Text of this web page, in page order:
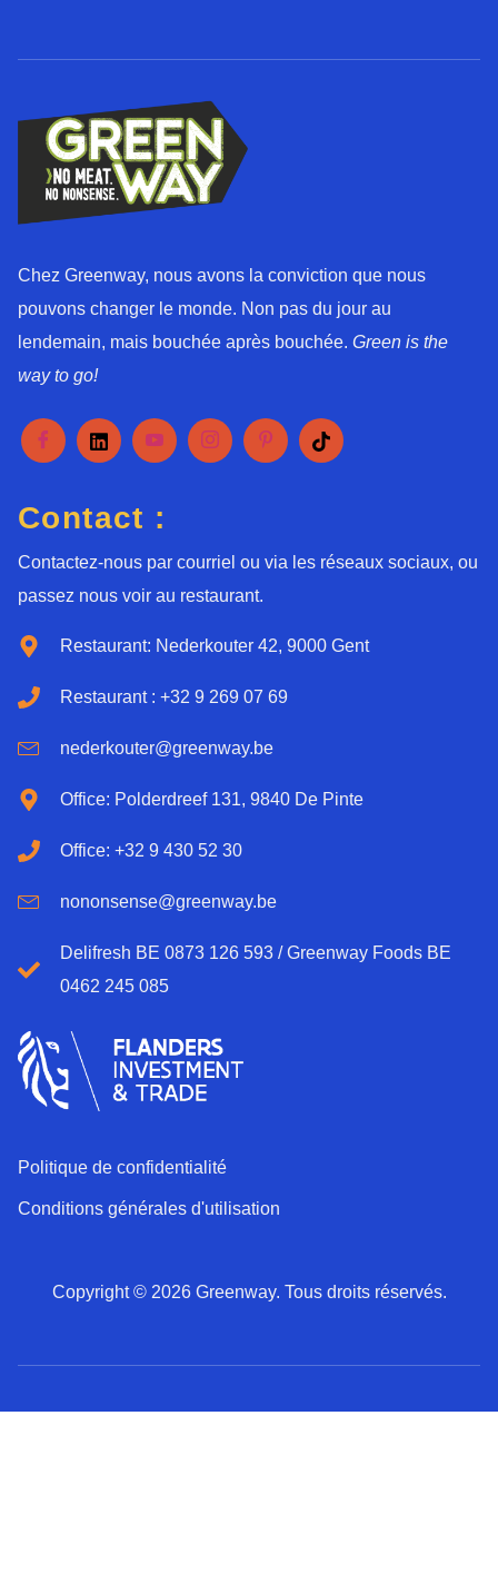
Chez Greenway, nous avons la conviction que nous
pouvons changer le monde. Non pas du jour au
lendemain, mais bouchée après bouchée. Green is the
way to go!
Contact :
Contactez-nous par courriel ou via les réseaux sociaux, ou
passez nous voir au restaurant.
Restaurant: Nederkouter 42, 9000 Gent
Restaurant : +32 9 269 07 69
nederkouter@greenway.be
Office: Polderdreef 131, 9840 De Pinte
Office: +32 9 430 52 30
nononsense@greenway.be
Delifresh BE 0873 126 593 / Greenway Foods BE
0462 245 085
Copyright © 2026 Greenway. Tous droits réservés.
Politique de confidentialité
Conditions générales d'utilisation